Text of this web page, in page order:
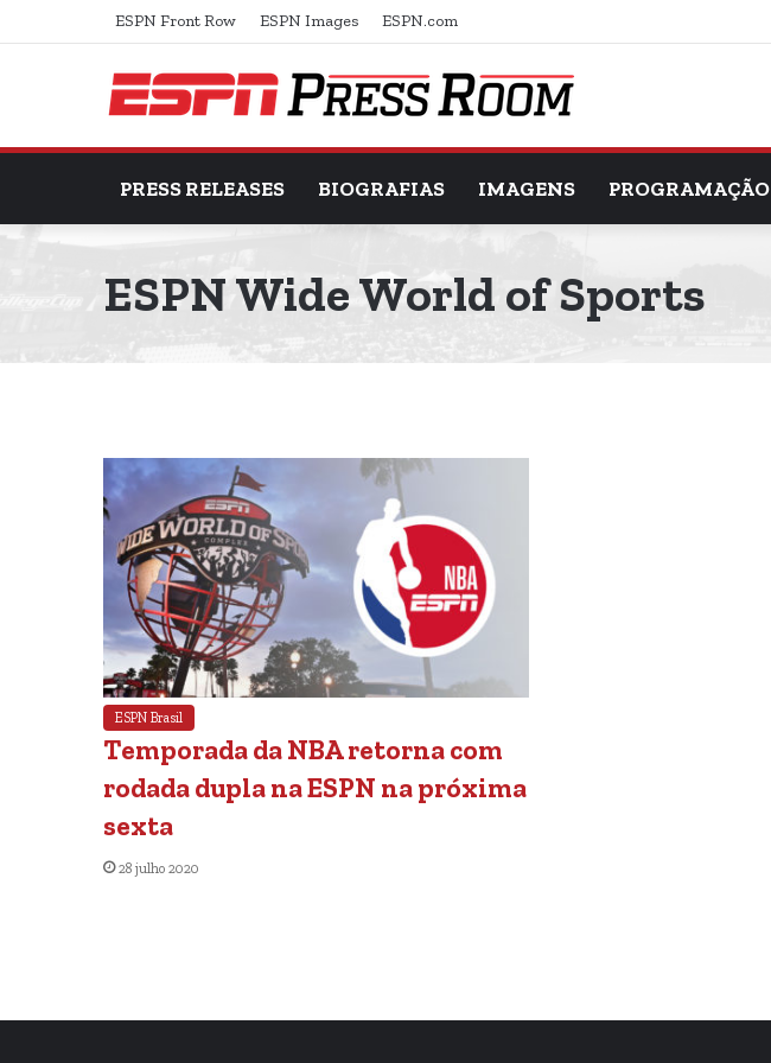
ESPN Front Row ESPN Images ESPN.com
PRESS RELEASES BIOGRAFIAS IMAGENS PROGRAMAÇÃO
ESPN Wide World of Sports
ESPN Brasil
Temporada da NBA retorna com
rodada dupla na ESPN na próxima
sexta
28 julho 2020